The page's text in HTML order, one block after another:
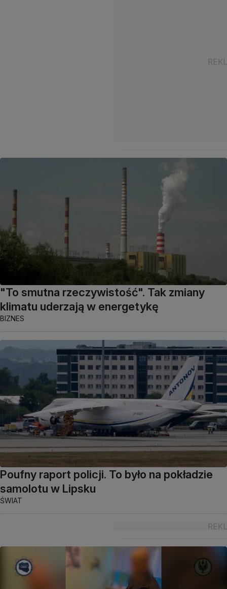
"To smutna rzeczywistość". Tak zmiany
klimatu uderzają w energetykę
BIZNES
Poufny raport policji. To było na pokładzie
samolotu w Lipsku
ŚWIAT